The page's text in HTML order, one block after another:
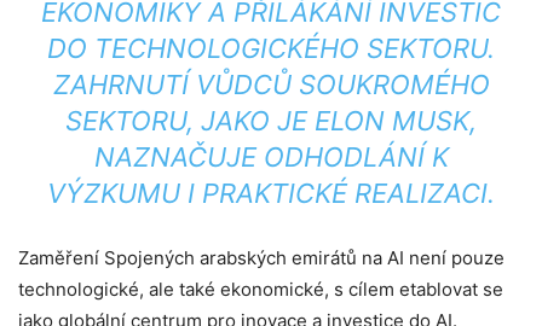
EKONOMIKY A PŘILÁKÁNÍ INVESTIC
DO TECHNOLOGICKÉHO SEKTORU.
ZAHRNUTÍ VŮDCŮ SOUKROMÉHO
SEKTORU, JAKO JE ELON MUSK,
NAZNAČUJE ODHODLÁNÍ K
VÝZKUMU I PRAKTICKÉ REALIZACI.
Zaměření Spojených arabských emirátů na AI není pouze
technologické, ale také ekonomické, s cílem etablovat se
jako globální centrum pro inovace a investice do AI.